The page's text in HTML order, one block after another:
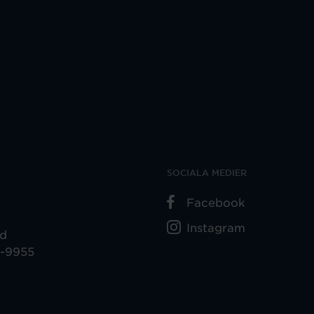
9955
SOCIALA MEDIER
Facebook
Instagram